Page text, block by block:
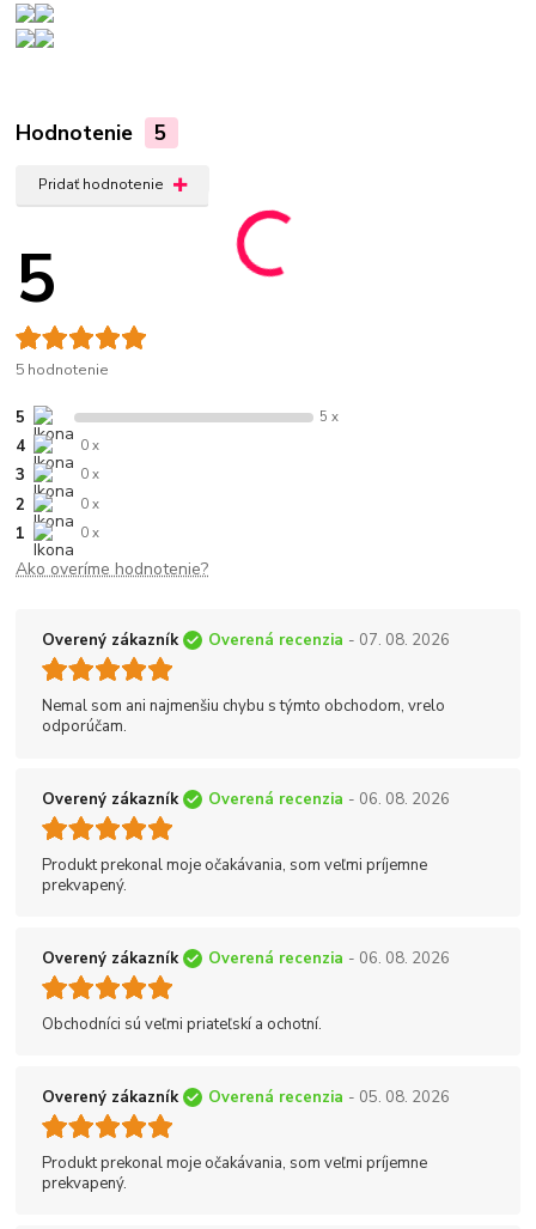
Hodnotenie 5
Pridať hodnotenie
5
5 hodnotenie
5 5 x
4 0 x
3 0 x
2 0 x
1 0 x
Ako overíme hodnotenie?
Overený zákazník Overená recenzia - 07. 08. 2026
Nemal som ani najmenšiu chybu s týmto obchodom, vrelo
odporúčam.
Overený zákazník Overená recenzia - 06. 08. 2026
Produkt prekonal moje očakávania, som veľmi príjemne
prekvapený.
Overený zákazník Overená recenzia - 06. 08. 2026
Obchodníci sú veľmi priateľskí a ochotní.
Overený zákazník Overená recenzia - 05. 08. 2026
Produkt prekonal moje očakávania, som veľmi príjemne
prekvapený.